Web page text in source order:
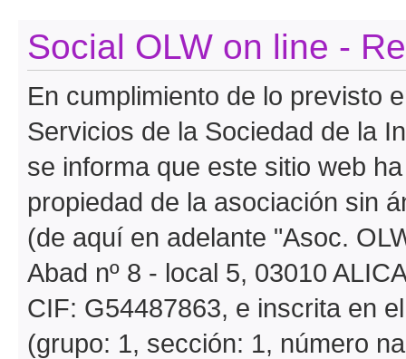
Social OLW on line -
En cumplimiento de lo previsto
Servicios de la Sociedad de la
se informa que este sitio web
propiedad de la asociación sin
(de aquí en adelante "Asoc.
Abad nº 8 - local 5, 03010
CIF: G54487863, e inscrita en
(grupo: 1, sección: 1, número